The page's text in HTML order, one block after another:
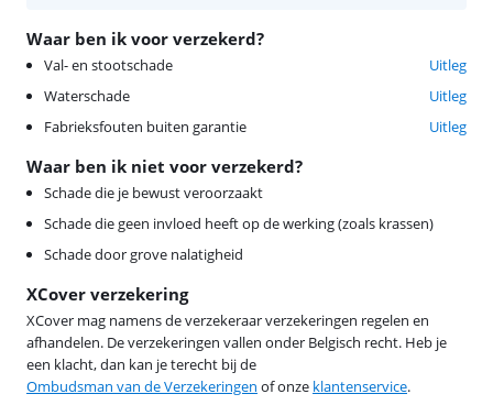
Waar ben ik voor verzekerd?
Val- en stootschade
Uitleg
Waterschade
Uitleg
Fabrieksfouten buiten garantie
Uitleg
Waar ben ik niet voor verzekerd?
Schade die je bewust veroorzaakt
Schade die geen invloed heeft op de werking (zoals krassen)
Schade door grove nalatigheid
XCover verzekering
XCover mag namens de verzekeraar verzekeringen regelen en
afhandelen. De verzekeringen vallen onder Belgisch recht. Heb je
een klacht, dan kan je terecht bij de
Ombudsman van de Verzekeringen of onze klantenservice.